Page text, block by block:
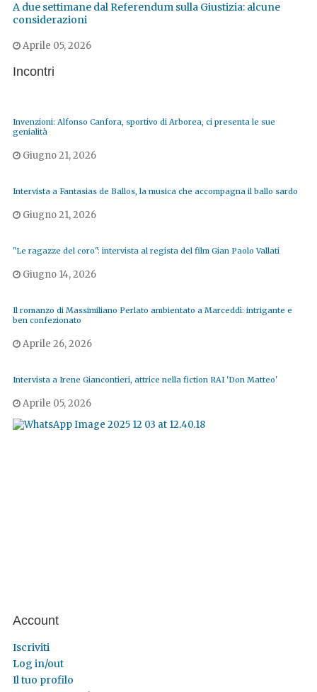
A due settimane dal Referendum sulla Giustizia: alcune
considerazioni
Aprile 05, 2026
Incontri
Invenzioni: Alfonso Canfora, sportivo di Arborea, ci presenta le sue
genialità
Giugno 21, 2026
Intervista a Fantasias de Ballos, la musica che accompagna il ballo sardo
Giugno 21, 2026
"Le ragazze del coro": intervista al regista del film Gian Paolo Vallati
Giugno 14, 2026
Il romanzo di Massimiliano Perlato ambientato a Marceddì: intrigante e
ben confezionato
Aprile 26, 2026
Intervista a Irene Giancontieri, attrice nella fiction RAI 'Don Matteo'
Aprile 05, 2026
Account
Iscriviti
Log in/out
Il tuo profilo